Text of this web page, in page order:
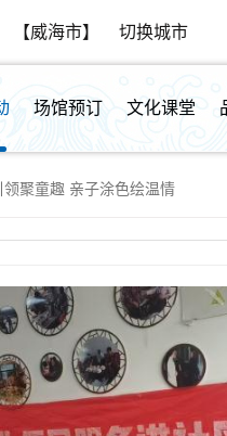
【威海市】 切换城市
场馆预订 文化课堂
领聚童趣 亲子涂色绘温情